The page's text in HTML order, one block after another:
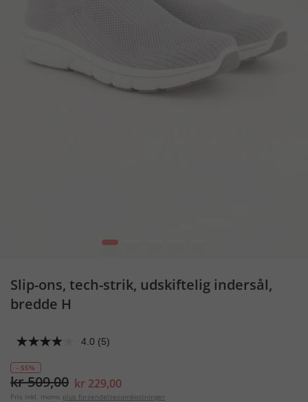
1
Slip-ons, tech-strik, udskiftelig indersål,
bredde H
4.0 (5)
- 55%
kr 509,00 kr 229,00
Pris inkl. moms plus forsendelsesomkostninger